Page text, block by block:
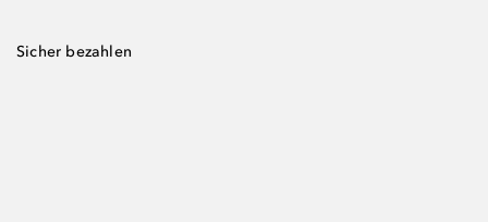
Sicher bezahlen